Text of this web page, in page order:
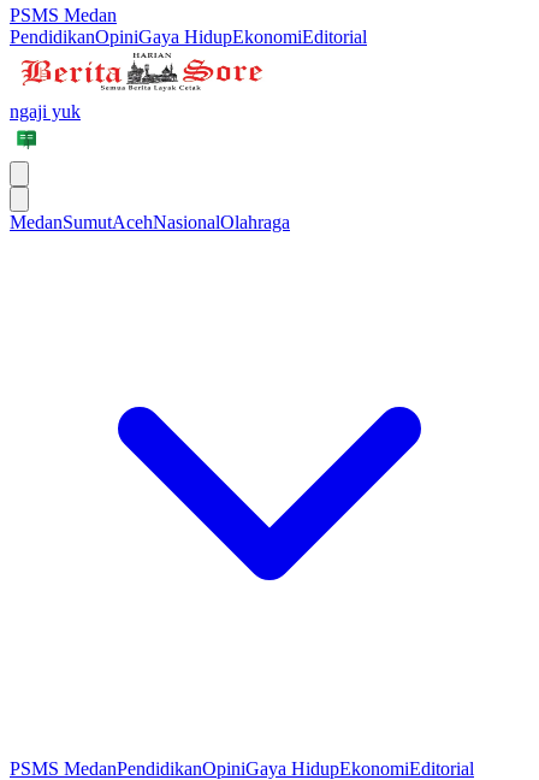
PSMS Medan
PendidikanOpiniGaya HidupEkonomiEditorial
ngaji yuk
MedanSumutAcehNasionalOlahraga
PSMS MedanPendidikanOpiniGaya HidupEkonomiEditorial